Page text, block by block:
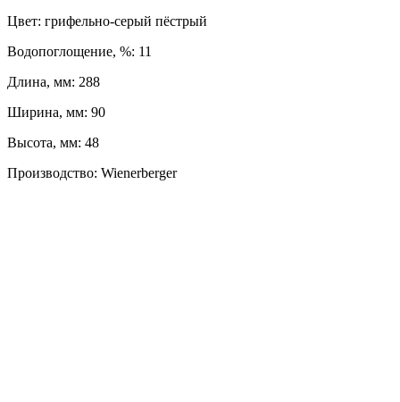
Цвет: грифельно-серый пёстрый
Водопоглощение, %: 11
Длина, мм: 288
Ширина, мм: 90
Высота, мм: 48
Производство: Wienerberger